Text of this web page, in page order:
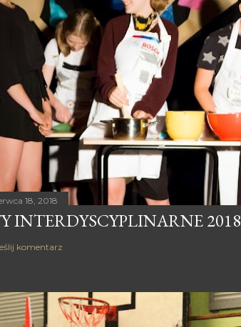
18, 2018
INTERDYSCYPLINARNE 2018
komentarz